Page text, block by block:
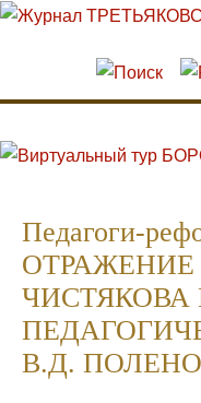
Перейти к основному
Skip to search
Вторичное меню
Педагоги-
ЧИСТЯКОВА
В.Д.